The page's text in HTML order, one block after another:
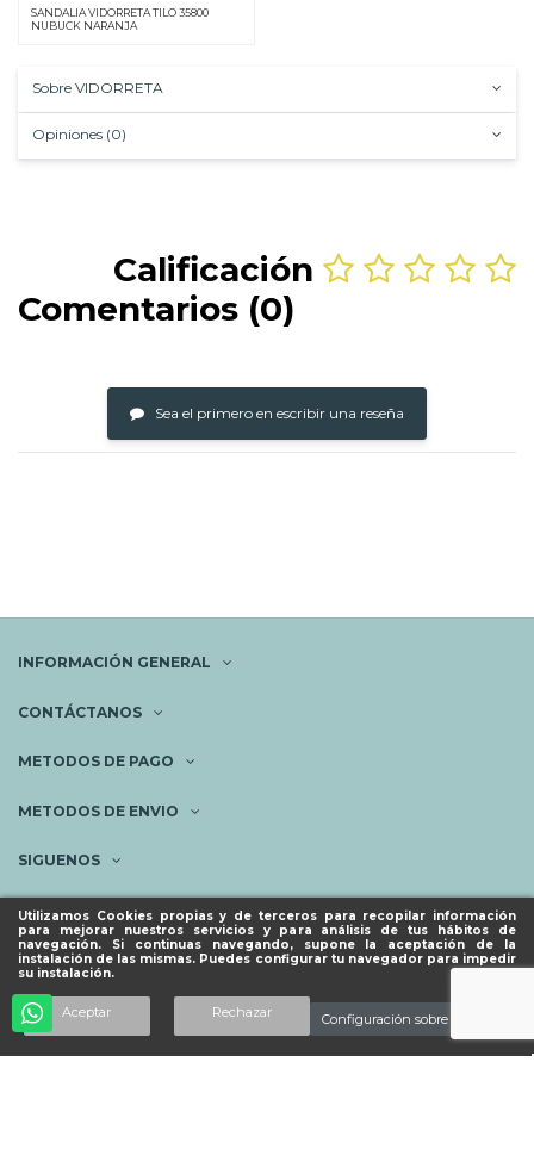
Utilizamos Cookies propias y de terceros para recopilar información
para mejorar nuestros servicios y para análisis de tus hábitos de
navegación. Si continuas navegando, supone la aceptación de la
instalación de las mismas. Puedes configurar tu navegador para impedir
su instalación.
Aceptar Rechazar Configuración sobre cookies
Añadir al carrito
SANDALIA VIDORRETA TILO 35800
NUBUCK NARANJA
Sobre VIDORRETA
Opiniones (0)
Calificación
Comentarios (0)
Sea el primero en escribir una reseña
INFORMACIÓN GENERAL
CONTÁCTANOS
METODOS DE PAGO
METODOS DE ENVIO
SIGUENOS
NEWSLETTER